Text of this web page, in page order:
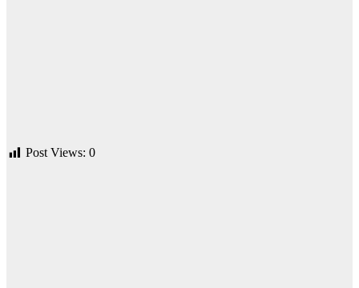
Post Views: 0